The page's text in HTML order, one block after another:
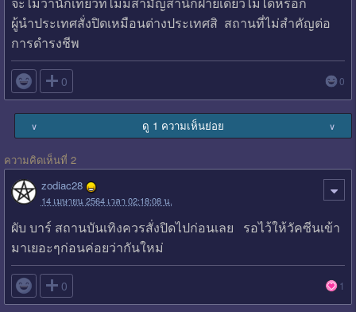
ผู้นำประเทศสั่งปิดเหมือนต่างประเทศสิ สถานที่ไม่สำคัญต่อ
การดำรงชีพ
 0 0
∨ ดู 1 ความเห็นย่อย ∨
ความคิดเห็นที่ 2
zodiac28
14 เมษายน 2564 เวลา 02:18:08 น.
ผับ บาร์ สถานบันเทิงควรสั่งปิดไปก่อนเลย รอไว้ให้วัคซีนเข้า
มาเยอะๆก่อนค่อยว่ากันใหม่
 0 1